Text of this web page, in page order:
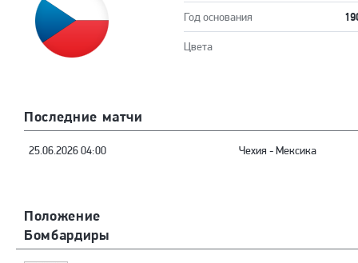
Год основания
Цвета
Последние матчи
25.06.2026 04:00 Чехия -Мексика
Положение
Бомбардиры